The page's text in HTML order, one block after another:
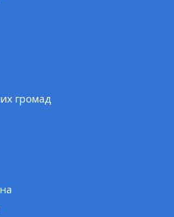
громад